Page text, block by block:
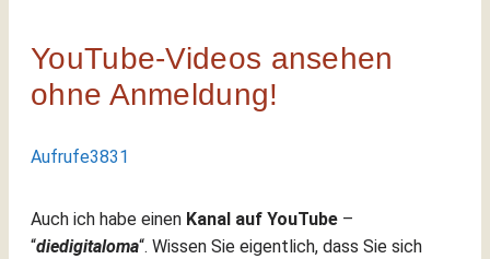
YouTube-Videos ansehen
ohne Anmeldung!
Aufrufe3831
Auch ich habe einen Kanal auf YouTube –
“diedigitaloma“. Wissen Sie eigentlich, dass Sie sich